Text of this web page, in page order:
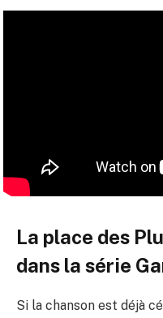
La place des
dans la série
Si la chanson est déjà